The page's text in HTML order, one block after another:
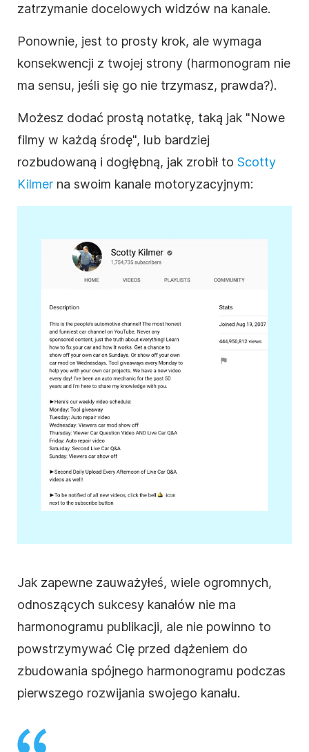
zatrzymanie docelowych widzów na kanale.
Ponownie, jest to prosty krok, ale wymaga
konsekwencji z twojej strony (harmonogram nie
ma sensu, jeśli się go nie trzymasz, prawda?).
Możesz dodać prostą notatkę, taką jak "Nowe
filmy w każdą środę", lub bardziej
rozbudowaną i dogłębną, jak zrobił to Scotty
Kilmer na swoim kanale motoryzacyjnym:
Jak zapewne zauważyłeś, wiele ogromnych,
odnoszących sukcesy kanałów nie ma
harmonogramu publikacji, ale nie powinno to
powstrzymywać Cię przed dążeniem do
zbudowania spójnego harmonogramu podczas
pierwszego rozwijania swojego kanału.